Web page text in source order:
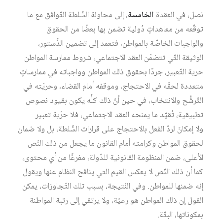
نصل، في العقدة الخامسة، إلى محاولة السُّلطة التّوافق مع ما
توقّعه من معاهداتٍ دُولية تضمن بها بعضًا من الحقوق
والواجبات الخاصّة بالمواطن، فتعمد إلى تضمين الدُّستور،
الوثيقة التّي تتضمّن العقد الاجتماعي، شروط ممارسة المواطن
حرية التّعبير، جردًا بحقوق ذلك المواطن وواجباته في ممارساتٍ
متعددة لحقّه في الاحتجاج، وموقفه أمام القضاء، وحريّته في
التّرشُّح والانتخاب، في حين أنّ ذلك كلُّه يكون بقيود نصوص
تطبيقية، تُقيّد ما يمنحه العقد الاجتماعي، فلا حرّية تعبير
ولا إمكانَ لردّ الفعل بالاحتجاج على قرارات السُّلطة، بل ولا ضمان
لحقوق المواطن وكرامته أمام القانون ما يجعل من ذلك النّص
الأعلى، ضمن المنظومة القانونية للدّولة، مفرغًا من أي محتوى،
كما أن ذلك النّص لا يعكس القيم التي ينافح النظام عنها ويقول
إنه ضمنها للمواطن. وفي النّتيجة، بسبب تلك التّجاوزات، يمكن
القول إن ذلك المواطن هو رعيّة، ولا يرتقي إلى رتبة المواطنة
بمكوناتها، البتّة.